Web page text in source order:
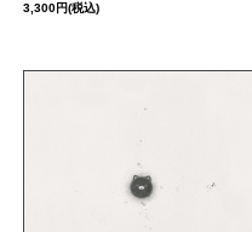
3,300円(税込)